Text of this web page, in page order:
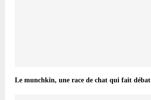
Le munchkin, une race de chat qui fait débat